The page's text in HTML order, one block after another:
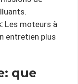
Les moteurs à
entretien plus
que